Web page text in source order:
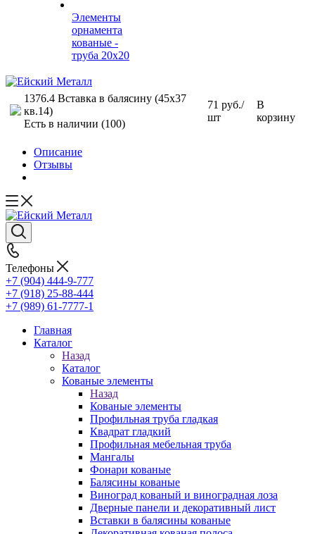
Элементы
орнамента
кованые -
труба 20х20
1376.4 Вставка в балясину (45х37
кв.14)
Есть в наличии (100)
71 руб./
шт
В
корзину
Описание
Отзывы
Телефоны
+7 (904) 444-9-777
+7 (918) 25-88-444
+7 (989) 61-7777-1
Главная
Каталог
Назад
Каталог
Кованые элементы
Назад
Кованые элементы
Профильная труба гладкая
Квадрат гладкий
Профильная мебельная труба
Мангалы
Фонари кованые
Балясины кованые
Виноград кованый и виноградная лоза
Дверные панели и декоративный лист
Вставки в балясины кованые